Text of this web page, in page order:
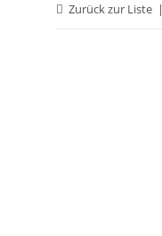
Zurück zur Liste